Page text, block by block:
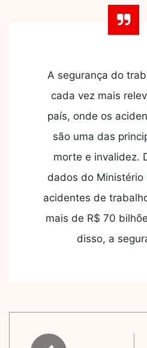
A segurança do
cada vez mais
país, onde os
são uma das
morte e invalidez.
dados do Ministério
acidentes de
mais de R$ 70
disso, a